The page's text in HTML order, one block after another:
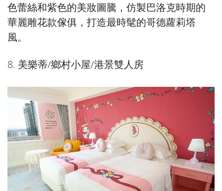
色蕾絲和紫色的美妝圖騰，仿製巴洛克時期的
華麗雕花款傢俱，打造最時髦的哥德蘿莉塔
風。
8. 美樂蒂/鄉村小屋/港景雙人房